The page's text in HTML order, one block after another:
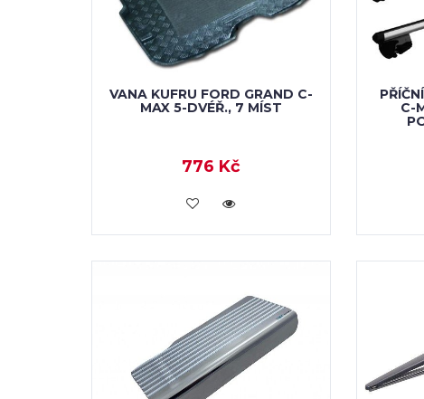
VANA KUFRU FORD GRAND C-
MAX 5-DVÉŘ., 7 MÍST
776 Kč
KOUPIT
C-